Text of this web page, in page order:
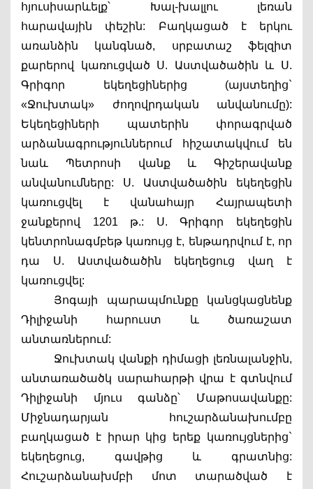
հյուսիսարևելք՝ Խալ-խալլու լեռան
հարավային փեշին: Բաղկացած է երկու
առանձին կանգնած, սրբատաշ ֆելզիտ
քարերով կառուցված Ս. Աստվածածին և Ս.
Գրիգոր եկեղեցիներից (այստեղից`
«Ջուխտակ» ժողովրդական անվանումը):
Եկեղեցիների պատերին փորագրված
արձանագրություններում հիշատակվում են
նաև Պետրոսի վանք և Գիշերավանք
անվանումները: Ս. Աստվածածին եկեղեցին
կառուցվել է վանահայր Հայրապետի
ջանքերով 1201 թ.: Ս. Գրիգոր եկեղեցին
կենտրոնագմբեթ կառույց է, ենթադրվում է, որ
դա Ս. Աստվածածին եկեղեցուց վաղ է
կառուցվել:
Յոգայի պարապմունքը կանցկացնենք
Դիլիջանի հարուստ և ծառաշատ
անտառներում:
Ջուխտակ վանքի դիմացի լեռնալանջին,
անտառածածկ սարահարթի վրա է գտնվում
Դիլիջանի մյուս գանձը՝ Մաթոսավանքը:
Միջնադարյան հուշարձանախումբը
բաղկացած է իրար կից երեք կառույցներից`
եկեղեցուց, գավթից և գրատնից:
Հուշարձանախմբի մոտ տարածված է